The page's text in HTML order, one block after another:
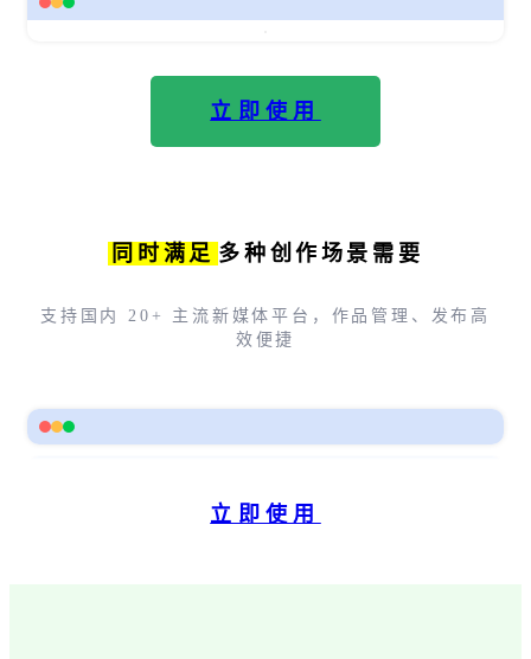
立即使用
同时满足 多种创作场景需要
支持国内 20+ 主流新媒体平台，作品管理、发布高
效便捷
立即使用